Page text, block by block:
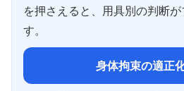
を押さえると、用具別の判断
す。
身体拘束の適正